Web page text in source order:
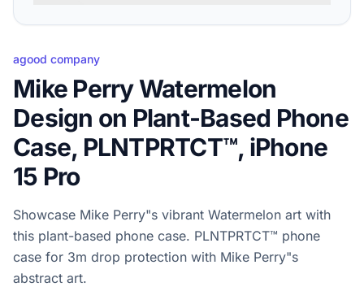
agood company
Mike Perry Watermelon
Design on Plant-Based Phone
Case, PLNTPRTCT™, iPhone
15 Pro
Showcase Mike Perry"s vibrant Watermelon art with
this plant-based phone case. PLNTPRTCT™ phone
case for 3m drop protection with Mike Perry"s
abstract art.